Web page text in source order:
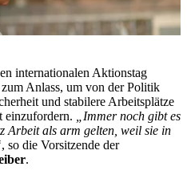
internationalen Aktionstag
zum Anlass, um von der Politik
und stabilere Arbeitsplätze
einzufordern.
„Immer noch gibt es
Arbeit als arm gelten, weil sie in
, so die Vorsitzende der
.